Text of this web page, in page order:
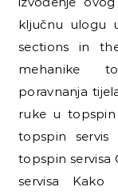
ključnu ulogu
sections in
mehanike
poravnanja
ruke u topspin
topspin servis
topspin servisa
servisa Kako